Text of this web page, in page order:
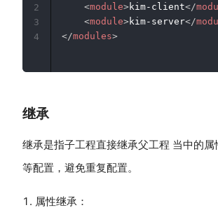
<module>kim-client</
<module>kim-server</
</modules>
2
3
4
继承
继承是指子工程直接继承父工程 当中的
等配置，避免重复配置。
属性继承：